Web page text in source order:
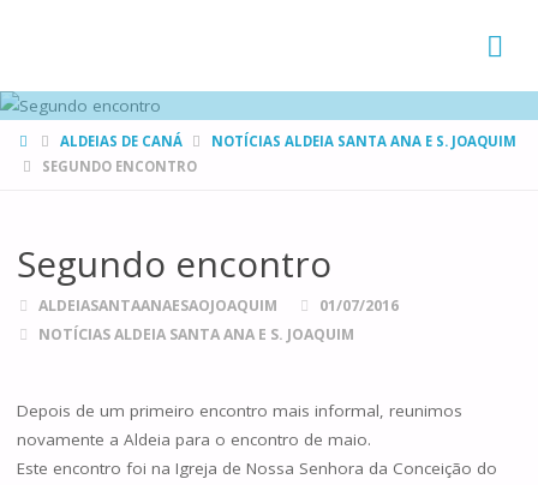
HOMEALDEIAS DE CANÁ
NOTÍCIAS ALDEIA SANTA ANA E S. JOAQUIM
SEGUNDO ENCONTRO
Segundo encontro
ALDEIASANTAANAESAOJOAQUIM
01/07/2016
NOTÍCIAS ALDEIA SANTA ANA E S. JOAQUIM
Depois de um primeiro encontro mais informal, reunimos
novamente a Aldeia para o encontro de maio.
Este encontro foi na Igreja de Nossa Senhora da Conceição do